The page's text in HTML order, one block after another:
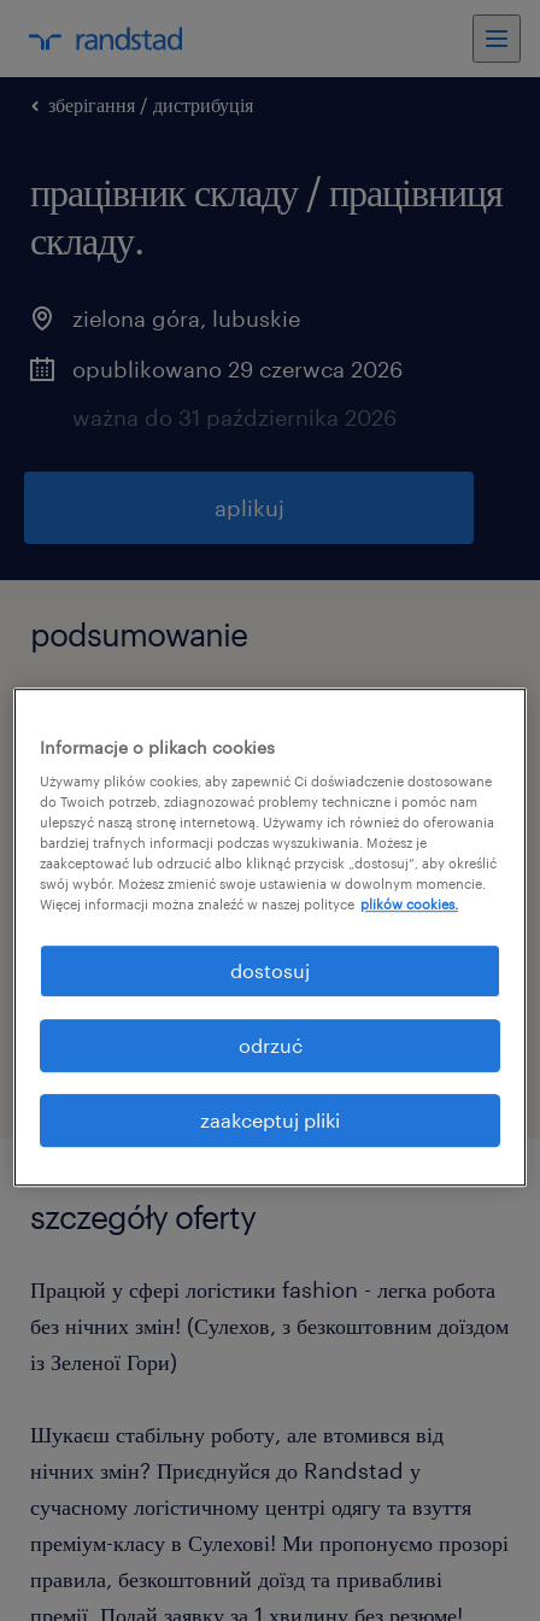
зберігання / дистрибуція
працівник складу / працівниця
складу.
zielona góra, lubuskie
opublikowano 29 czerwca 2026
ważna do 31 października 2026
aplikuj
podsumowanie
тимчасовий
pełen etat
specjalizacja
зберігання / дистрибуція
reference number
szczegóły oferty
Працюй у сфері логістики fashion - легка робота
без нічних змін! (Сулехов, з безкоштовним доїздом
із Зеленої Гори)
Шукаєш стабільну роботу, але втомився від
нічних змін? Приєднуйся до Randstad у
сучасному логістичному центрі одягу та взуття
преміум-класу в Сулехові! Ми пропонуємо прозорі
правила, безкоштовний доїзд та привабливі
премії. Подай заявку за 1 хвилину без резюме!
Informacje o plikach cookies
Używamy plików cookies, aby zapewnić Ci doświadczenie dostosowane
do Twoich potrzeb, zdiagnozować problemy techniczne i pomóc nam
ulepszyć naszą stronę internetową. Używamy ich również do oferowania
bardziej trafnych informacji podczas wyszukiwania. Możesz je
zaakceptować lub odrzucić albo kliknąć przycisk „dostosuj”, aby określić
swój wybór. Możesz zmienić swoje ustawienia w dowolnym momencie.
Więcej informacji można znaleźć w naszej polityce plików cookies.
zaakceptuj pliki
odrzuć
dostosuj